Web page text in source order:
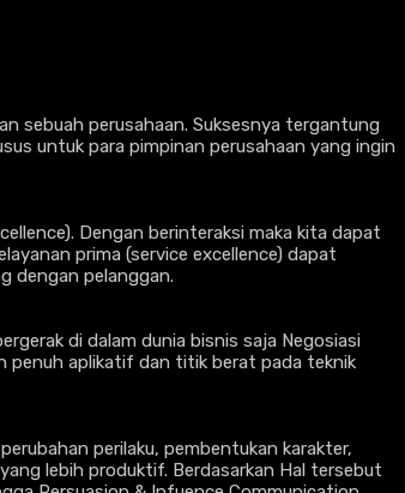
sebuah perusahaan. Suksesnya tergantung
untuk para pimpinan perusahaan yang ingin
Dengan berinteraksi maka kita dapat
prima (service excellence) dapat
dengan pelanggan.
di dalam dunia bisnis saja Negosiasi
penuh aplikatif dan titik berat pada teknik
perilaku, pembentukan karakter,
lebih produktif. Berdasarkan Hal tersebut